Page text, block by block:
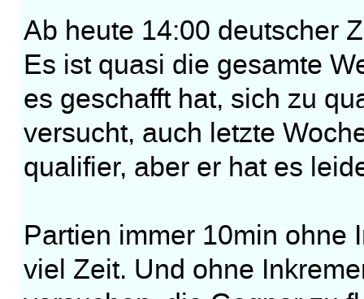
Ab heute 14:00 deutscher
Es ist quasi die gesamte
es geschafft hat, sich zu
versucht, auch letzte
qualifier, aber er hat es
Partien immer 10min ohne
viel Zeit. Und ohne